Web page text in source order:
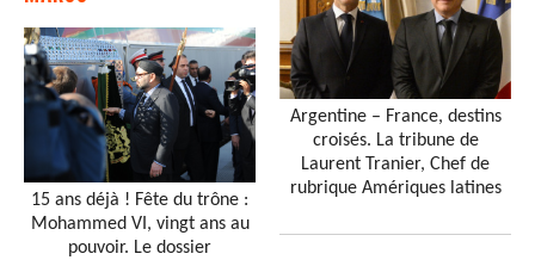
15 ans déjà ! Fête du trône :
Mohammed VI, vingt ans au
pouvoir. Le dossier
Argentine – France, destins
croisés. La tribune de
Laurent Tranier, Chef de
rubrique Amériques latines